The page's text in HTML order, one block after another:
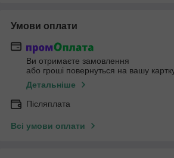
Умови оплати
Ви отримаєте замовлення
або гроші повернуться на вашу
Детальніше
Післяплата
Всі умови оплати